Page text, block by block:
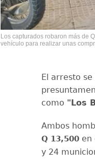
Los capturados robaron más de
vehículo para realizar unas
El arresto
como "Los
Ambos
Q 13,500 en
y 24